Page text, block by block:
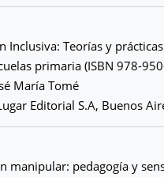
Inclusiva: Teorías y
primaria (ISBN 978-
María Tomé
Editorial S.A, Buenos
manipular: pedagogía y